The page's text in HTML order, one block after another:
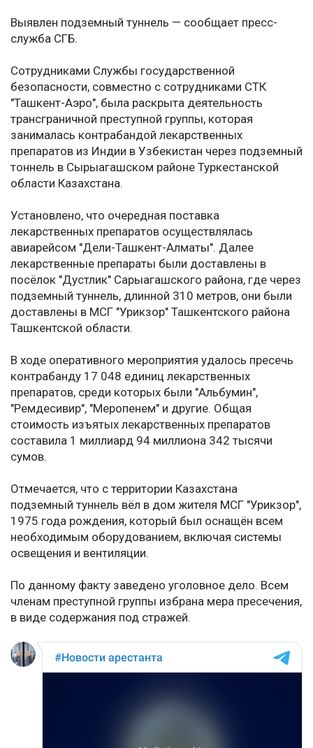
Выявлен подземный туннель — сообщает пресс-
служба СГБ.
Сотрудниками Службы государственной
безопасности, совместно с сотрудниками СТК
"Ташкент-Аэро", была раскрыта деятельность
трансграничной преступной группы, которая
занималась контрабандой лекарственных
препаратов из Индии в Узбекистан через подземный
тоннель в Сырыагашском районе Туркестанской
области Казахстана.
Установлено, что очередная поставка
лекарственных препаратов осуществлялась
авиарейсом "Дели-Ташкент-Алматы". Далее
лекарственные препараты были доставлены в
посёлок "Дустлик" Сарыагашского района, где через
подземный туннель, длинной 310 метров, они были
доставлены в МСГ "Урикзор" Ташкентского района
Ташкентской области.
В ходе оперативного мероприятия удалось пресечь
контрабанду 17 048 единиц лекарственных
препаратов, среди которых были "Альбумин",
"Ремдесивир", "Меропенем" и другие. Общая
стоимость изъятых лекарственных препаратов
составила 1 миллиард 94 миллиона 342 тысячи
сумов.
Отмечается, что с территории Казахстана
подземный туннель вёл в дом жителя МСГ "Урикзор",
1975 года рождения, который был оснащён всем
необходимым оборудованием, включая системы
освещения и вентиляции.
По данному факту заведено уголовное дело. Всем
членам преступной группы избрана мера пресечения,
в виде содержания под стражей.